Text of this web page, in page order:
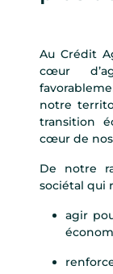
Au Crédit
cœur
notre
transition
cœur de
De notre
sociétal qui
agir